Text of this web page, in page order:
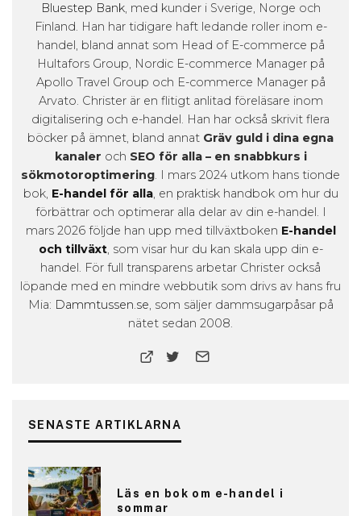
Bluestep Bank, med kunder i Sverige, Norge och
Finland. Han har tidigare haft ledande roller inom e-
handel, bland annat som Head of E-commerce på
Hultafors Group, Nordic E-commerce Manager på
Apollo Travel Group och E-commerce Manager på
Arvato. Christer är en flitigt anlitad föreläsare inom
digitalisering och e-handel. Han har också skrivit flera
böcker på ämnet, bland annat Gräv guld i dina egna
kanaler och SEO för alla – en snabbkurs i
sökmotoroptimering. I mars 2024 utkom hans tionde
bok, E-handel för alla, en praktisk handbok om hur du
förbättrar och optimerar alla delar av din e-handel. I
mars 2026 följde han upp med tillväxtboken E-handel
och tillväxt, som visar hur du kan skala upp din e-
handel. För full transparens arbetar Christer också
löpande med en mindre webbutik som drivs av hans fru
Mia: Dammtussen.se, som säljer dammsugarpåsar på
nätet sedan 2008.
SENASTE ARTIKLARNA
Läs en bok om e-handel i
sommar